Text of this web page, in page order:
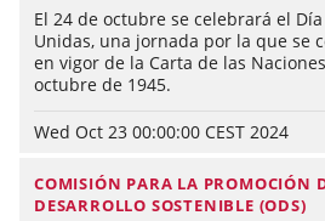
El 24 de octubre se celebrará el
Unidas, una jornada por la que se
en vigor de la Carta de las
octubre de 1945.
Wed Oct 23 00:00:00 CEST 2024
COMISIÓN PARA LA PROMOCIÓN
DESARROLLO SOSTENIBLE (ODS)